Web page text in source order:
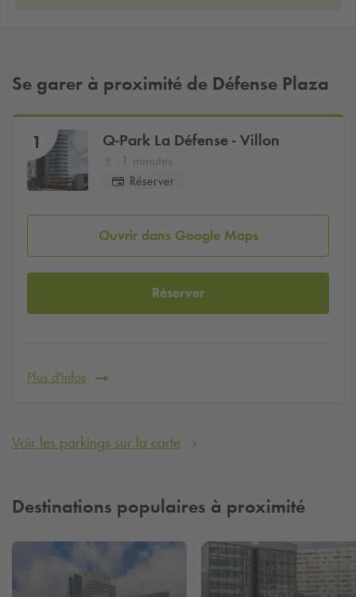
Se garer à proximité de Défense Plaza
1 Q-Park La Défense - Villon
1 minutes
Réserver
Ouvrir dans Google Maps
Réserver
Plus d'infos
Voir les parkings sur la carte
Destinations populaires à proximité